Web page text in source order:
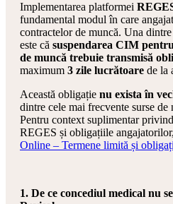
Implementarea platformei
fundamental modul în care
contractelor de muncă. Una
este că suspendarea CIM
de muncă trebuie transmisă
maximum 3 zile lucrătoare de la
Această obligație nu exista în
dintre cele mai frecvente surse de
Pentru context suplimentar
REGES și obligațiile
Online – Termene limită și
1. De ce concediul medical nu